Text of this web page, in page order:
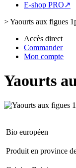
E-shop PRO↗
>Yaourts aux figues
Accès direct
Commander
Mon compte
Yaourts
Bio européen
Produit en province